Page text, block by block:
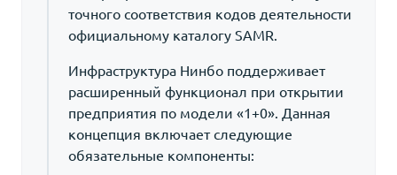
точного соответствия кодов деятельности
официальному каталогу SAMR.
Инфраструктура Нинбо поддерживает
расширенный функционал при открытии
предприятия по модели «1+0». Данная
концепция включает следующие
обязательные компоненты: